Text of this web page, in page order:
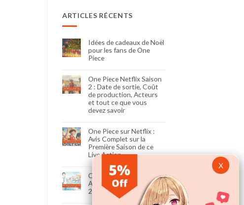
ARTICLES RÉCENTS
Idées de cadeaux de Noël
pour les fans de One
Piece
One Piece Netflix Saison
2 : Date de sortie, Coût
de production, Acteurs
et tout ce que vous
devez savoir
One Piece sur Netflix :
Avis Complet sur la
Première Saison de ce
Live Action
Classement des meilleurs
Animes Slice of Life (Août
2023)